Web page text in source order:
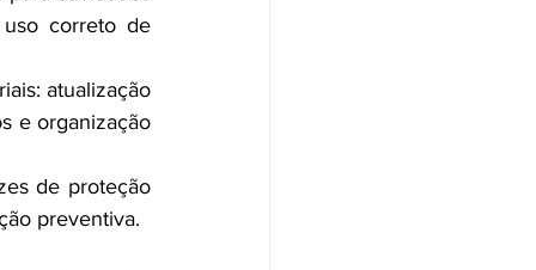
correto de
atualização
e organização
de proteção
preventiva.